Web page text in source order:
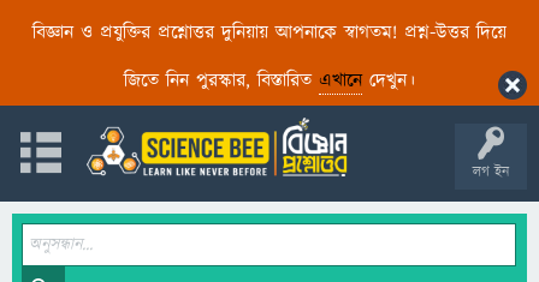
বিজ্ঞান ও প্রযুক্তির প্রশ্নোত্তর দুনিয়ায় আপনাকে স্বাগতম! প্রশ্ন-উত্তর দিয়ে
জিতে নিন পুরস্কার, বিস্তারিত এখানেদেখুন।
লগ ইন